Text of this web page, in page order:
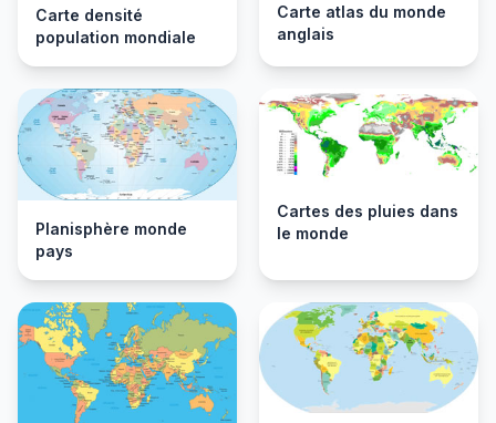
Carte densité
population mondiale
Carte atlas du monde
anglais
Planisphère monde
pays
Cartes des pluies dans
le monde